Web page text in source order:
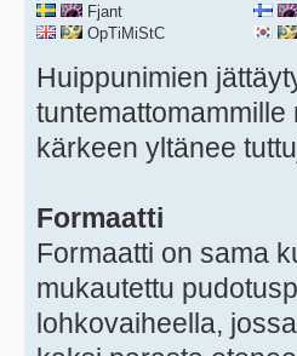
Fjant
OpTiMiStC
Huippunimien
kärkeen yltänee
Formaatti
Formaatti on sama
mukautettu
lohkovaiheella,